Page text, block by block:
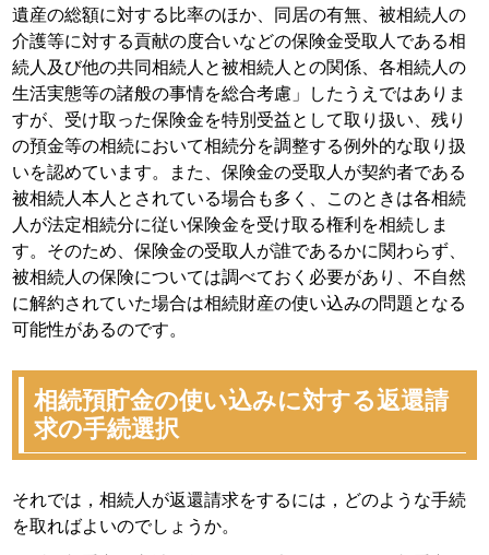
遺産の総額に対する比率のほか、同居の有無、被相続人の
介護等に対する貢献の度合いなどの保険金受取人である相
続人及び他の共同相続人と被相続人との関係、各相続人の
生活実態等の諸般の事情を総合考慮」したうえではありま
すが、受け取った保険金を特別受益として取り扱い、残り
の預金等の相続において相続分を調整する例外的な取り扱
いを認めています。また、保険金の受取人が契約者である
被相続人本人とされている場合も多く、このときは各相続
人が法定相続分に従い保険金を受け取る権利を相続しま
す。そのため、保険金の受取人が誰であるかに関わらず、
被相続人の保険については調べておく必要があり、不自然
に解約されていた場合は相続財産の使い込みの問題となる
可能性があるのです。
相続預貯金の使い込みに対する返還請
求の手続選択
それでは，相続人が返還請求をするには，どのような手続
を取ればよいのでしょうか。